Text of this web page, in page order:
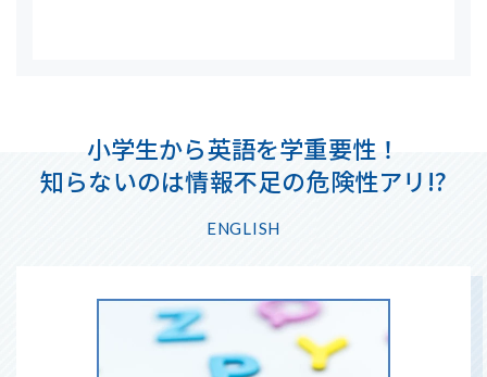
小学生から英語を学重要性！
知らないのは情報不足の危険性アリ!?
ENGLISH